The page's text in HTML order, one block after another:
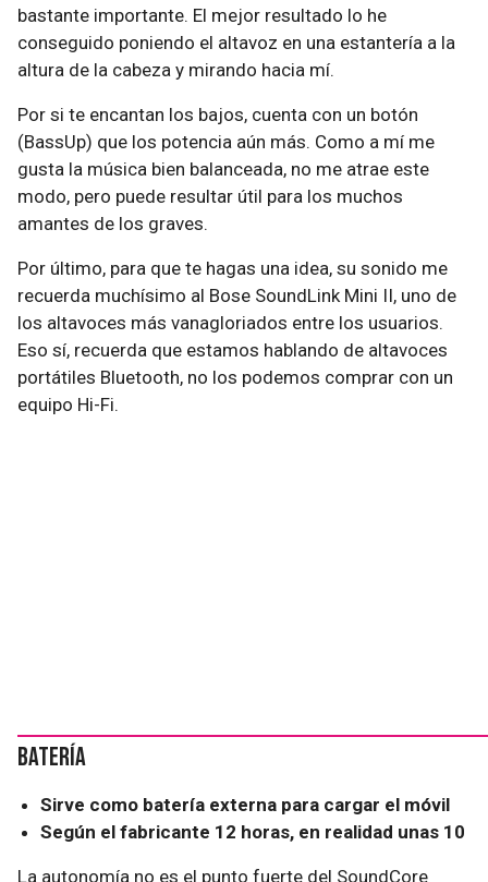
bastante importante. El mejor resultado lo he
conseguido poniendo el altavoz en una estantería a la
altura de la cabeza y mirando hacia mí.
Por si te encantan los bajos, cuenta con un botón
(BassUp) que los potencia aún más. Como a mí me
gusta la música bien balanceada, no me atrae este
modo, pero puede resultar útil para los muchos
amantes de los graves.
Por último, para que te hagas una idea, su sonido me
recuerda muchísimo al Bose SoundLink Mini II, uno de
los altavoces más vanagloriados entre los usuarios.
Eso sí, recuerda que estamos hablando de altavoces
portátiles Bluetooth, no los podemos comprar con un
equipo Hi-Fi.
Batería
Sirve como batería externa para cargar el móvil
Según el fabricante 12 horas, en realidad unas 10
La autonomía no es el punto fuerte del SoundCore